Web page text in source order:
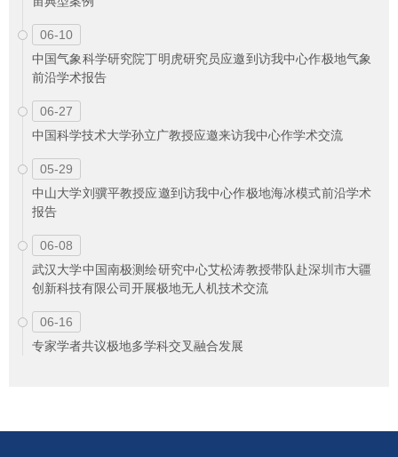
06-10
中国气象科学研究院丁明虎研究员应邀到访我中心作极地气象
前沿学术报告
06-27
中国科学技术大学孙立广教授应邀来访我中心作学术交流
05-29
中山大学刘骥平教授应邀到访我中心作极地海冰模式前沿学术
报告
06-08
武汉大学中国南极测绘研究中心艾松涛教授带队赴深圳市大疆
创新科技有限公司开展极地无人机技术交流
06-16
专家学者共议极地多学科交叉融合发展